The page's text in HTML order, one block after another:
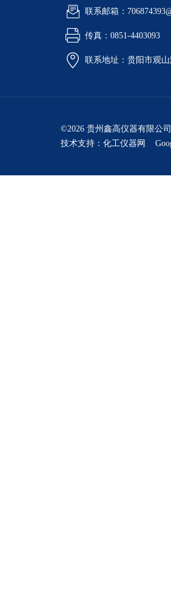
联系邮箱：
传真：0851-4403093
联系地址：贵阳市观
©2026 贵州鑫高仪器有限公
技术支持： 化工仪器网